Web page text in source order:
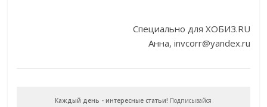
Специально для ХОБИЗ.RU
Анна, invcorr@yandex.ru
Каждый день - интересные статьи! Подписывайся